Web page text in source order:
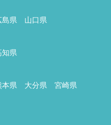
島県 山口県
知県
本県 大分県
宮崎県